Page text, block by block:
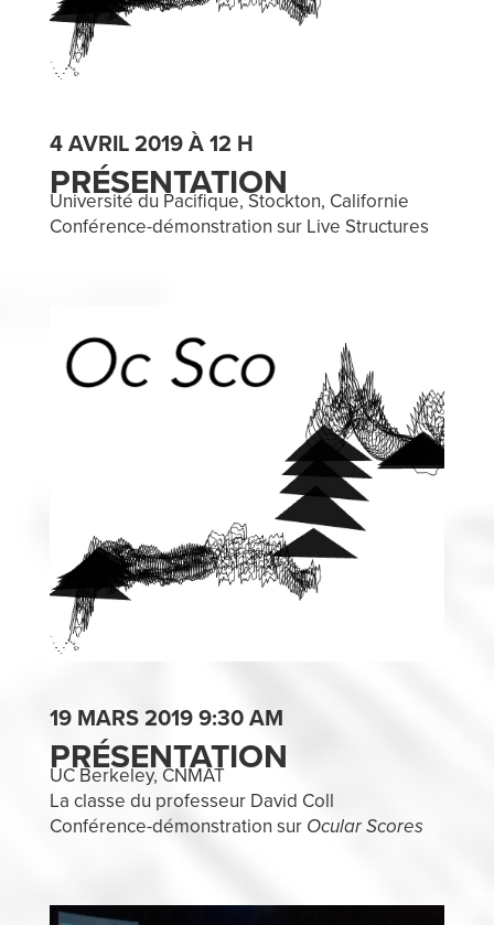
4 AVRIL 2019 À 12 H
PRÉSENTATION
Université du Pacifique, Stockton, Californie
Conférence-démonstration sur Live Structures
19 MARS 2019 9:30 AM
PRÉSENTATION
UC Berkeley, CNMAT
La classe du professeur David Coll
Conférence-démonstration sur Ocular Scores